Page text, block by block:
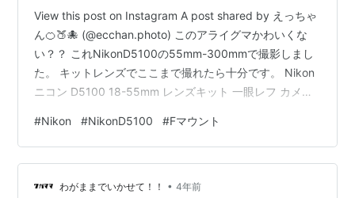
View this post on Instagram A post shared by えっちゃ
ん🍊🍑🐙 (@ecchan.photo) このアライグマかわいくな
い？？ これNikonD5100の55mm-300mmで撮影しまし
た。 キットレンズでここまで撮れたら十分です。 Nikon
ニコン D5100 18-55mm レンズキット 一眼レフ カメラ
35800 円楽天で詳細を見る 【中古】【1年保証】【美
品】Nikon D5100 18-55mm 55-300mm VR ダブルズー
ムキット価格: 58800 円楽天で詳細を見る
#Nikon #NikonD5100 #Fマウント
わがままでいかせて！！ • 4年前